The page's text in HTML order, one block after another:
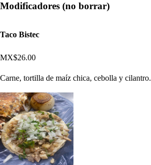
Modificadores (no borrar)
Taco Bistec
MX$26.00
Carne, tortilla de maíz chica, cebolla y cilantro.